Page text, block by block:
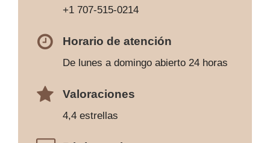
+1 707-515-0214
Horario de atención
De lunes a domingo abierto 24 horas
Valoraciones
4,4 estrellas